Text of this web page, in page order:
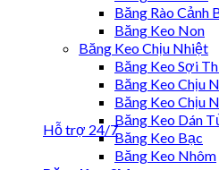
Hỗ trợ 24/7
Băng Rào Cảnh
Băng Keo Non
Băng Keo Chịu Nhiệt
Băng Keo Sợi
Băng Keo Chịu
Băng Keo Chịu
Băng Keo Dán
Băng Keo Bạc
Băng Keo Nhôm